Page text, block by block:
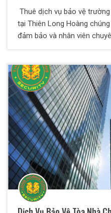
Thuê dịch vụ bảo vệ
tại Thiên Long Hoàng
đảm bảo và nhân viên